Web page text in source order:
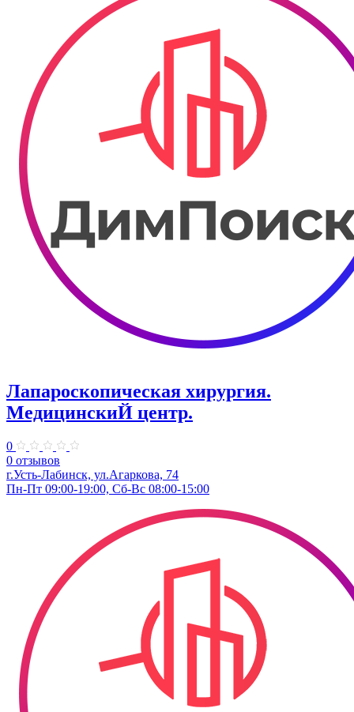
Лапароскопическая хирургия.
МедицинскиЙ центр.
0
0 отзывов
г.Усть-Лабинск, ул.Агаркова, 74
Пн-Пт 09:00-19:00, Сб-Вс 08:00-15:00